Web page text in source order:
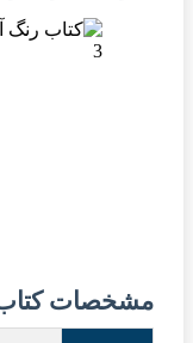
مشخصات کتاب